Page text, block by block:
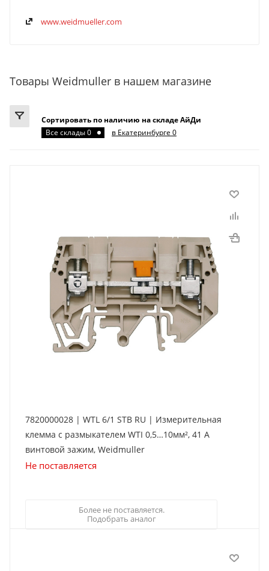
www.weidmueller.com
Товары Weidmuller в нашем магазине
Сортировать по наличию на складе АйДи
Все склады 0
в Екатеринбурге 0
7820000028 | WTL 6/1 STB RU | Измерительная
клемма с размыкателем WTI 0,5…10мм², 41 А
винтовой зажим, Weidmuller
Не поставляется
Более не поставляется.
Подобрать аналог